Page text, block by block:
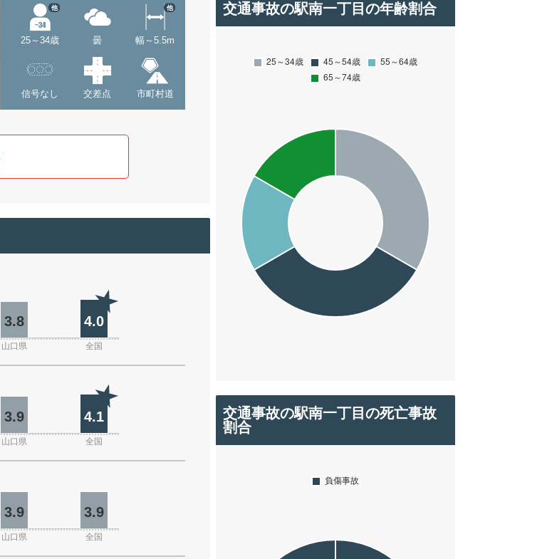
25～34歳
他
曇 幅～5.5m
他
信号なし 交差点 市町村道
3.8 4.0
山口県 全国
3.9 4.1
山口県 全国
3.9 3.9
山口県 全国
交通事故の駅南一丁目の年齢割合
交通事故の駅南一丁目の死亡事故
割合